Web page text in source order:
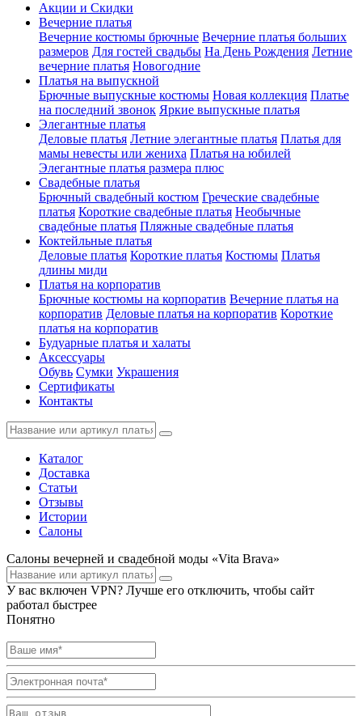
Акции и Скидки
Вечерние платья
Вечерние костюмы брючные Вечерние платья больших
размеров Для гостей свадьбы На День Рождения Летние
вечерние платья Новогодние
Платья на выпускной
Брючные выпускные костюмы Новая коллекция Платье
на последний звонок Яркие выпускные платья
Элегантные платья
Деловые платья Летние элегантные платья Платья для
мамы невесты или жениха Платья на юбилей
Элегантные платья размера плюс
Свадебные платья
Брючный свадебный костюм Греческие свадебные
платья Короткие свадебные платья Необычные
свадебные платья Пляжные свадебные платья
Коктейльные платья
Деловые платья Короткие платья Костюмы Платья
длины миди
Платья на корпоратив
Брючные костюмы на корпоратив Вечерние платья на
корпоратив Деловые платья на корпоратив Короткие
платья на корпоратив
Будуарные платья и халаты
Аксессуары
Обувь Сумки Украшения
Сертификаты
Контакты
Каталог
Доставка
Статьи
Отзывы
Истории
Салоны
Салоны вечерней и свадебной моды «Vita Brava»
У вас включен VPN? Лучше его отключить, чтобы сайт
работал быстрее
Понятно